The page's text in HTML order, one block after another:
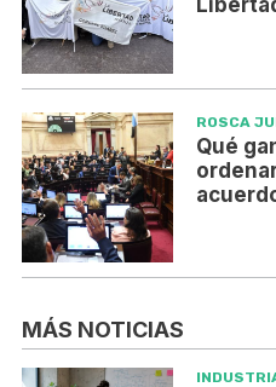
ROSCA
Qué
MÁS NOTICIAS